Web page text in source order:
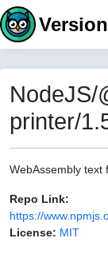
NodeJS/
printer/
WebAssembly text
Repo Link:
https://
License: MIT